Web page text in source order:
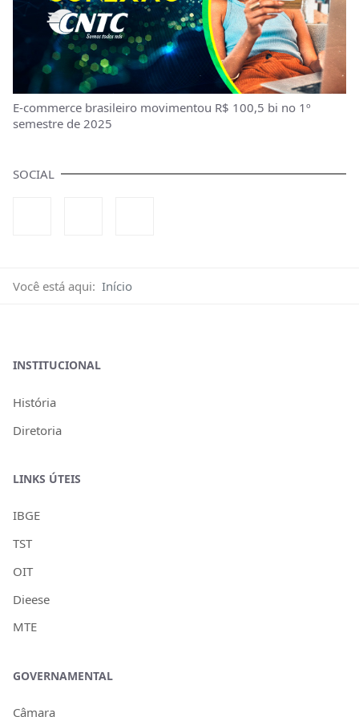
E-commerce brasileiro movimentou R$ 100,5 bi no 1º
semestre de 2025
SOCIAL
Você está aqui: Início
INSTITUCIONAL
História
Diretoria
LINKS ÚTEIS
IBGE
TST
OIT
Dieese
MTE
GOVERNAMENTAL
Câmara